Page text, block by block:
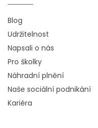
Blog
Udržitelnost
Napsali o nás
Pro školky
Náhradní plnění
Naše sociální podnikání
Kariéra